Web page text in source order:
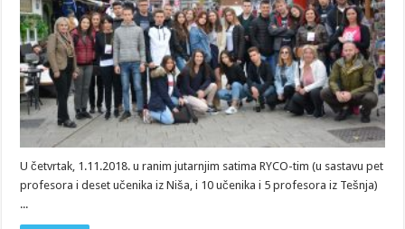
Sarajevu
i
Mostaru
U četvrtak, 1.11.2018. u ranim jutarnjim satima RYCO-tim (u sastavu pet
profesora i deset učenika iz Niša, i 10 učenika i 5 profesora iz Tešnja)
...